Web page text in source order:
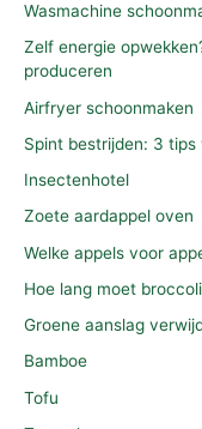
Wasmachine
Zelf energie
produceren
Airfryer schoonmaken
Spint bestrijden: 3
Insectenhotel
Zoete aardappel oven
Welke appels voor
Hoe lang moet
Groene aanslag
Bamboe
Tofu